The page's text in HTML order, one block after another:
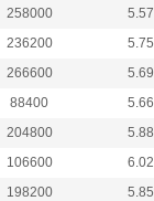
258000
236200
266600
88400
204800
106600
198200